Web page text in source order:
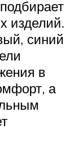
изделий.
синий
в
а